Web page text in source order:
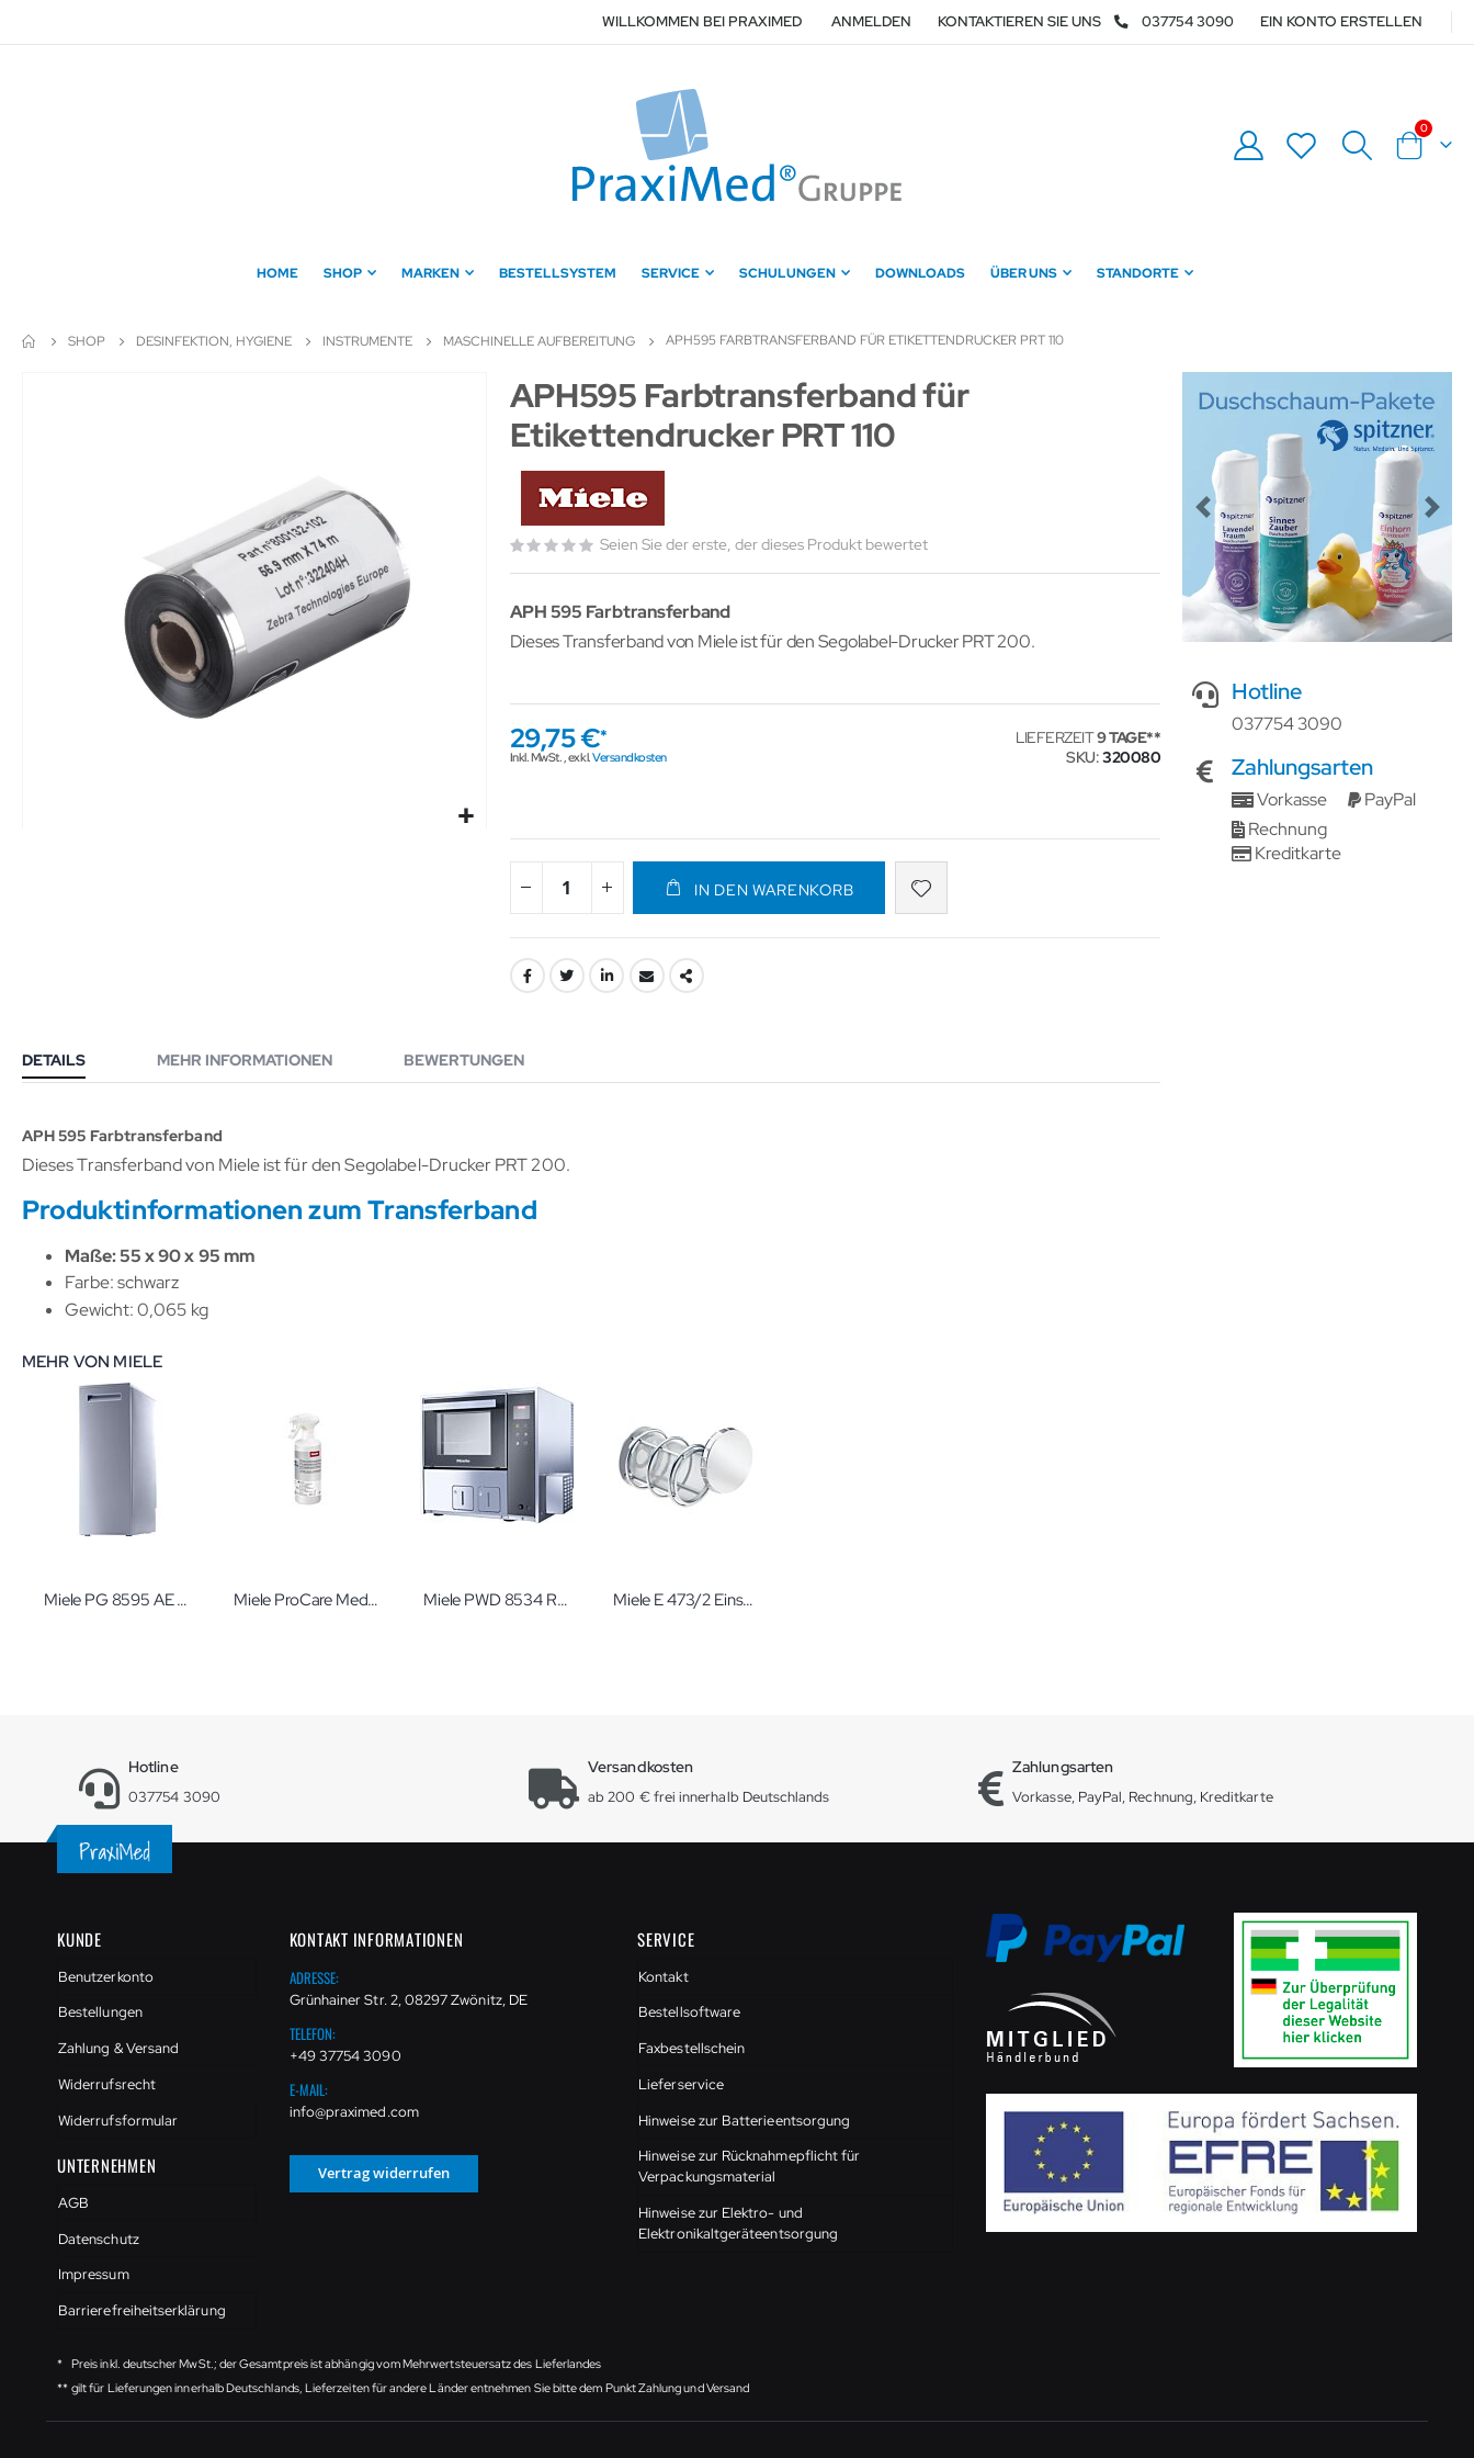
zum
WILLKOMMEN BEI PRAXIMED ANMELDEN KONTAKTIEREN SIE UNS 037754 3090 EIN KONTO ERSTELLEN
Warenkorb
0Artikel
HOME SHOP MARKEN BESTELLSYSTEM SERVICE SCHULUNGEN DOWNLOADS ÜBER UNS STANDORTE
SHOP DESINFEKTION, HYGIENE INSTRUMENTE MASCHINELLE AUFBEREITUNG APH595 FARBTRANSFERBAND FÜR ETIKETTENDRUCKER PRT 110
Zum
Anfang
Bildergalerie
APH595 Farbtransferband für
Etikettendrucker PRT 110
Seien Sie der erste, der dieses Produkt bewertet
APH 595 Farbtransferband
Dieses Transferband von Miele ist für den Segolabel-Drucker PRT 200.
29,75 €
Inkl. MwSt.,exkl.Versandkosten
LIEFERZEIT9 TAGE
SKU 320080
IN DEN WARENKORB
DETAILS
APH 595 Farbtransferband
Dieses Transferband von Miele ist für den Segolabel-Drucker PRT 200.
Produktinformationen zum Transferband
Maße: 55 x 90 x 95 mm
Farbe: schwarz
Gewicht: 0,065 kg
MEHR INFORMATIONEN BEWERTUNGEN
MEHR VON MIELE
Miele PG 8595 AE Aqua Purificator Systeme zur Wasseraufbereitung Miele ProCare Med 13 PRE 500 ml Vorbehandlungsschaum Miele PWD 8534 Reinigungs- und Desinfektionsgerät WS DSN IMS DWC Auftisch Miele E 473/2 Einsatz/Sieb mit Deckel für Kleinstteile
Previous Next
Hotline
037754 3090
Zahlungsarten
Vorkasse
PayPal
Rechnung
Kreditkarte
Hotline
037754 3090
Versandkosten
ab 200 € frei innerhalb Deutschlands
Zahlungsarten
Vorkasse, PayPal, Rechnung, Kreditkarte
KUNDE
Benutzerkonto
Bestellungen
Zahlung & Versand
Widerrufsrecht
Widerrufsformular
UNTERNEHMEN
AGB
Datenschutz
Impressum
Barrierefreiheitserklärung
KONTAKT INFORMATIONEN
ADRESSE:
Grünhainer Str. 2, 08297 Zwönitz, DE
TELEFON:
+49 37754 3090
E-MAIL:
info@praximed.com
Vertrag widerrufen
SERVICE
Kontakt
Bestellsoftware
Faxbestellschein
Lieferservice
Hinweise zur Batterieentsorgung
Hinweise zur Rücknahmepflicht für
Verpackungsmaterial
Hinweise zur Elektro- und
Elektronikaltgeräteentsorgung
* Preis inkl. deutscher MwSt.; der Gesamtpreis ist abhängig vom Mehrwertsteuersatz des Lieferlandes
** gilt für Lieferungen innerhalb Deutschlands, Lieferzeiten für andere Länder entnehmen Sie bitte dem Punkt Zahlung und Versand